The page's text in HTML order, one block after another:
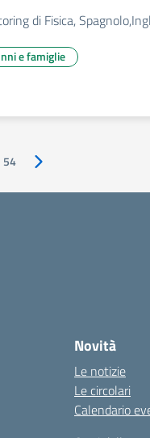
di Fisica,
e famiglie
54 Pagina successiva
Novità
Le notizie
Le circolari
Calendario